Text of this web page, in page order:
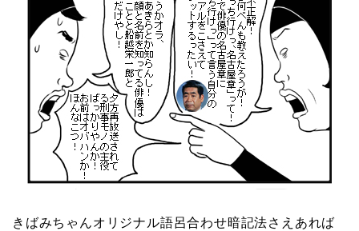
きばみちゃんオリジナル語呂合わせ暗記法さえあれば